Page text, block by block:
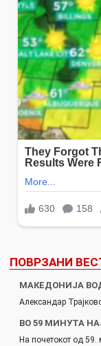
ПОВРЗАНИ
МАКЕДОНИЈА
Александар
ВО 59 МИНУТА
На почетокот од